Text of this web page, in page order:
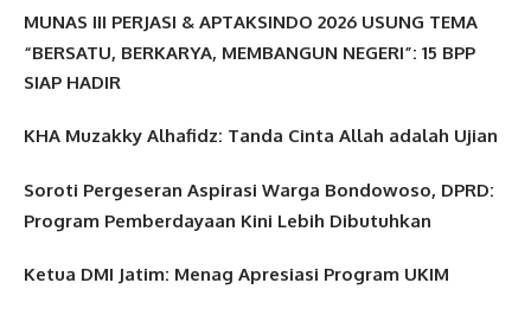
MUNAS III PERJASI & APTAKSINDO 2026 USUNG TEMA
“BERSATU, BERKARYA, MEMBANGUN NEGERI”: 15 BPP
SIAP HADIR
KHA Muzakky Alhafidz: Tanda Cinta Allah adalah Ujian
Soroti Pergeseran Aspirasi Warga Bondowoso, DPRD:
Program Pemberdayaan Kini Lebih Dibutuhkan
Ketua DMI Jatim: Menag Apresiasi Program UKIM